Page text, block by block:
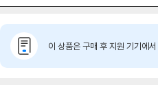
이 상품은 구매 후 지원 기기에서